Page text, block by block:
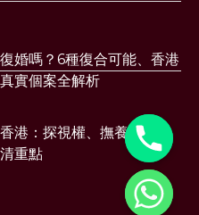
婚嗎？6種復合可能、香港
實個案全解析
港：探視權、撫養權點樣
重點